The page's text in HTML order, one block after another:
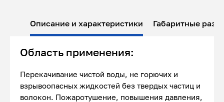
Описание и характеристики Габаритные
Область применения:
Перекачивание чистой воды, не горючих и
взрывоопасных жидкостей без твердых частиц и
волокон. Пожаротушение, повышения давления,